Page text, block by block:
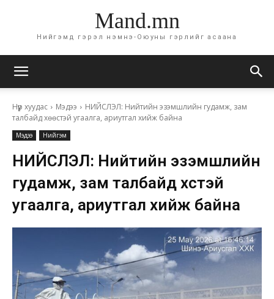
Mand.mn
Нийгэмд гэрэл нэмнэ-Оюуны гэрлийг асаана
Нүүр хуудас Мэдээ
НИЙСЛЭЛ: Нийтийн эзэмшлийн гудамж, зам
талбайд хөөстэй угаалга, ариутгал хийж байна
Мэдээ Нийгэм
НИЙСЛЭЛ: Нийтийн эзэмшлийн
гудамж, зам талбайд хөөстэй
угаалга, ариутгал хийж байна